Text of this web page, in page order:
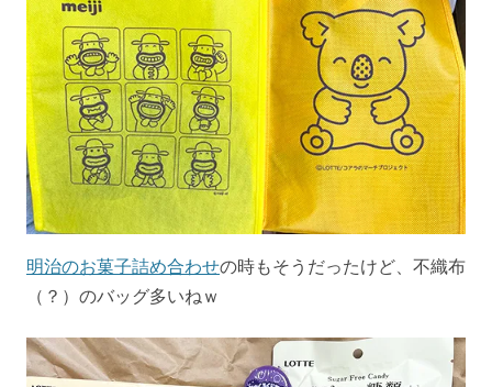
明治のお菓子詰め合わせの時もそうだったけど、不織布
（？）のバッグ多いねｗ